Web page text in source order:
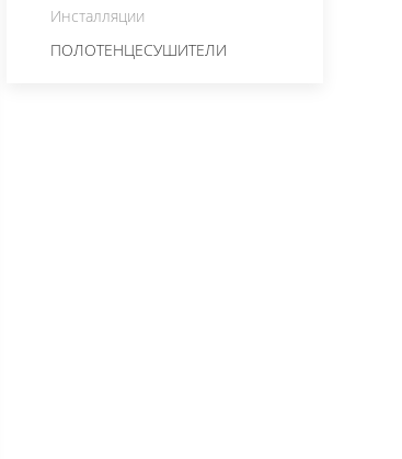
Инсталляции
ПОЛОТЕНЦЕСУШИТЕЛИ